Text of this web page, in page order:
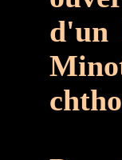
d'un